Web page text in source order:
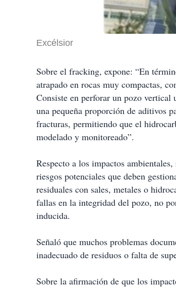
Excélsior
Sobre el fracking, expone: “En
atrapado en rocas muy compactas,
Consiste en perforar un pozo
una pequeña proporción de aditivos
fracturas, permitiendo que el
modelado y monitoreado”.
Respecto a los impactos
riesgos potenciales que deben
residuales con sales, metales o
fallas en la integridad del pozo, no
inducida.
Señaló que muchos problemas
inadecuado de residuos o falta de
Sobre la afirmación de que los